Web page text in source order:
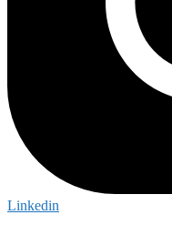
Linkedin